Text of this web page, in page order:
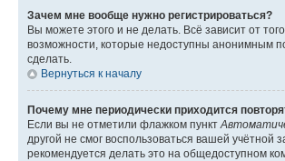
Зачем мне вообще нужно регистрироваться?
Вы можете этого и не делать. Всё зависит от
возможности, которые недоступны анонимным
сделать.
Вернуться к началу
Почему мне периодически приходится
Если вы не отметили флажком пункт
другой не смог воспользоваться вашей
рекомендуется делать это на общедоступном